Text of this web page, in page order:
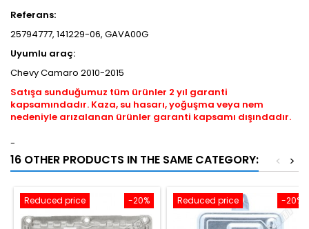
Referans:
25794777, 141229-06, GAVA00G
Uyumlu araç:
Chevy Camaro 2010-2015
Satışa sunduğumuz tüm ürünler 2 yıl garanti
kapsamındadır. Kaza, su hasarı, yoğuşma veya nem
nedeniyle arızalanan ürünler garanti kapsamı dışındadır.
-
16 OTHER PRODUCTS IN THE SAME CATEGORY: >
<
-20%
Reduced price -20%
Reduced price